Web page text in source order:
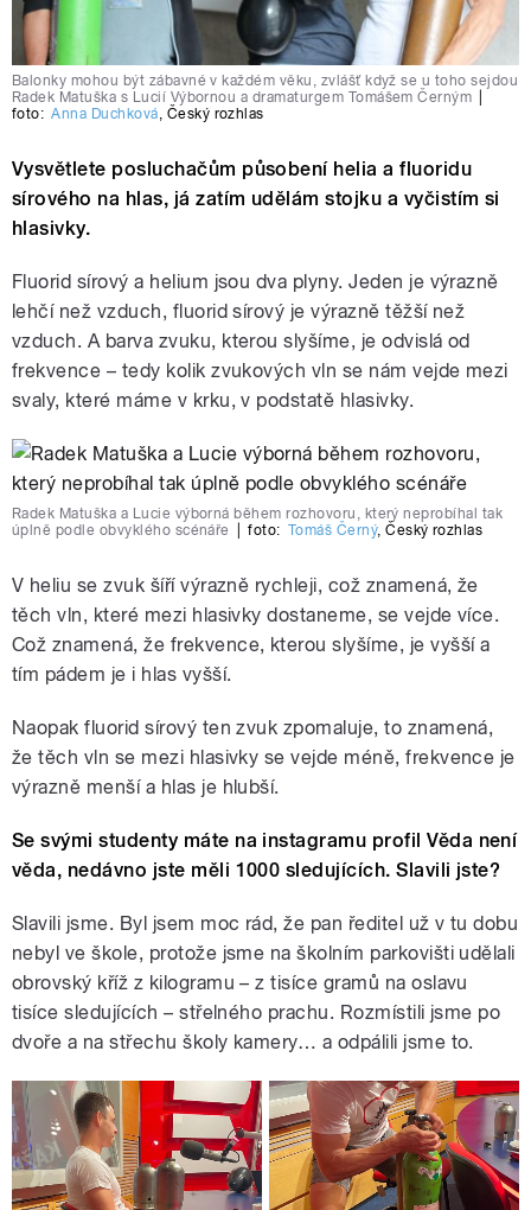
Balonky mohou být zábavné v každém věku, zvlášť když se u toho sejdou
Radek Matuška s Lucií Výbornou a dramaturgem Tomášem Černým
foto: Anna Duchková Český rozhlas
Vysvětlete posluchačům působení helia a fluoridu
sírového na hlas, já zatím udělám stojku a vyčistím si
hlasivky.
Fluorid sírový a helium jsou dva plyny. Jeden je výrazně
lehčí než vzduch, fluorid sírový je výrazně těžší než
vzduch. A barva zvuku, kterou slyšíme, je odvislá od
frekvence – tedy kolik zvukových vln se nám vejde mezi
svaly, které máme v krku, v podstatě hlasivky.
Radek Matuška a Lucie výborná během rozhovoru, který neprobíhal tak
úplně podle obvyklého scénáře
foto: Tomáš Černý,Český rozhlas
V heliu se zvuk šíří výrazně rychleji, což znamená, že
těch vln, které mezi hlasivky dostaneme, se vejde více.
Což znamená, že frekvence, kterou slyšíme, je vyšší a
tím pádem je i hlas vyšší.
Naopak fluorid sírový ten zvuk zpomaluje, to znamená,
že těch vln se mezi hlasivky se vejde méně, frekvence je
výrazně menší a hlas je hlubší.
Se svými studenty máte na instagramu profil Věda není
věda, nedávno jste měli 1000 sledujících. Slavili jste?
Slavili jsme. Byl jsem moc rád, že pan ředitel už v tu dobu
nebyl ve škole, protože jsme na školním parkovišti udělali
obrovský kříž z kilogramu – z tisíce gramů na oslavu
tisíce sledujících – střelného prachu. Rozmístili jsme po
dvoře a na střechu školy kamery… a odpálili jsme to.